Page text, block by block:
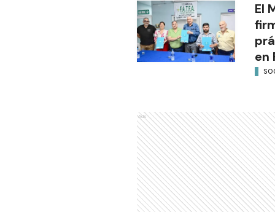
El
en
Ads